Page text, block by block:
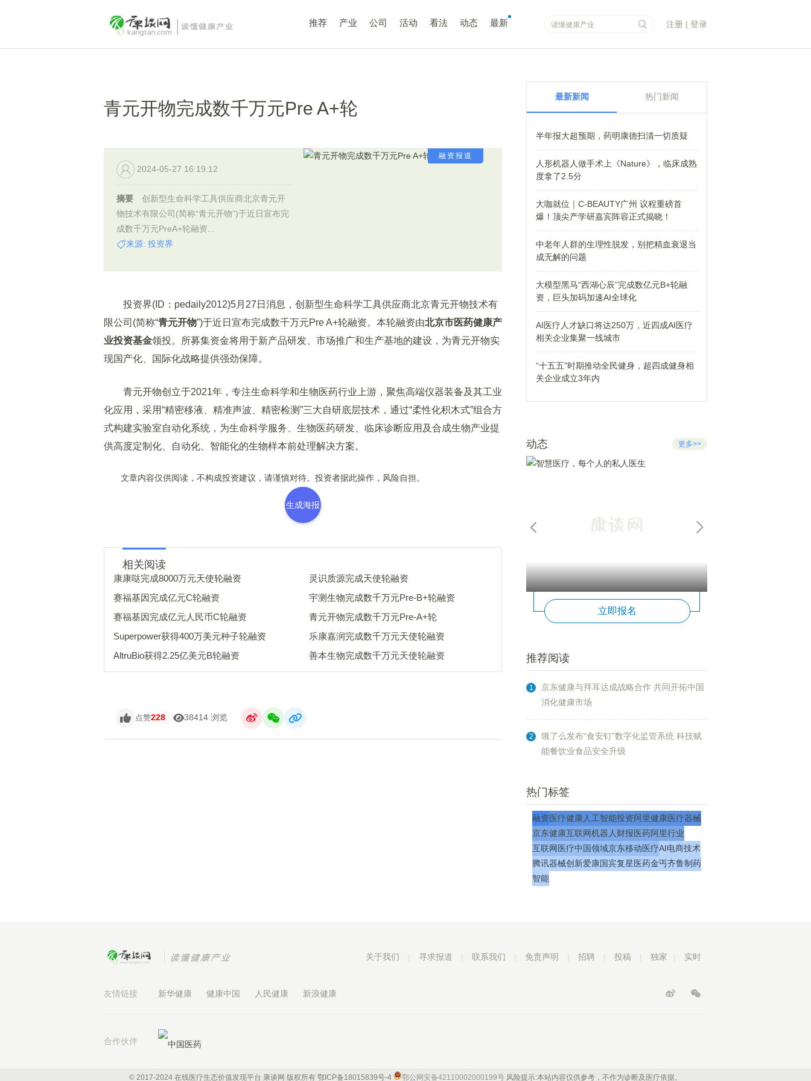
推荐 产业 公司 活动 看法 动态 最新 注册 | 登录
青元开物完成数千万元Pre A+轮
融资报道
2024-05-27 16:19:12
摘要
创新型生命科学工具供应商北京青元开
物技术有限公司(简称“青元开物”)于近日宣布完
成数千万元PreA+轮融资...
来源: 投资界
投资界(ID：pedaily2012)5月27日消息，创新型生命科学工具供应商北京青元开物技术有
限公司(简称“青元开物”)于近日宣布完成数千万元Pre A+轮融资。本轮融资由北京市医药健康产
业投资基金领投。所募集资金将用于新产品研发、市场推广和生产基地的建设，为青元开物实
现国产化、国际化战略提供强劲保障。
青元开物创立于2021年，专注生命科学和生物医药行业上游，聚焦高端仪器装备及其工业
化应用，采用“精密移液、精准声波、精密检测”三大自研底层技术，通过“柔性化积木式”组合方
式构建实验室自动化系统，为生命科学服务、生物医药研发、临床诊断应用及合成生物产业提
供高度定制化、自动化、智能化的生物样本前处理解决方案。
文章内容仅供阅读，不构成投资建议，请谨慎对待。投资者据此操作，风险自担。
生成海报
相关阅读
康康哒完成8000万元天使轮融资
灵识质源完成天使轮融资
赛福基因完成亿元C轮融资
宇测生物完成数千万元Pre-B+轮融资
赛福基因完成亿元人民币C轮融资
青元开物完成数千万元Pre-A+轮
Superpower获得400万美元种子轮融资
乐康嘉润完成数千万元天使轮融资
AltruBio获得2.25亿美元B轮融资
善本生物完成数千万元天使轮融资
点赞228 38414 浏览
最新新闻 热门新闻
半年报大超预期，药明康德扫清一切质疑
人形机器人做手术上《Nature》，临床成熟
度拿了2.5分
大咖就位｜C-BEAUTY广州 议程重磅首
爆！顶尖产学研嘉宾阵容正式揭晓！
中老年人群的生理性脱发，别把精血衰退当
成无解的问题
大模型黑马“西湖心辰”完成数亿元B+轮融
资，巨头加码加速AI全球化
AI医疗人才缺口将达250万，近四成AI医疗
相关企业集聚一线城市
“十五五”时期推动全民健身，超四成健身相
关企业成立3年内
动态 更多>>
立即报名
推荐阅读
1
京东健康与拜耳达成战略合作 共同开拓中国
消化健康市场
2
饿了么发布“食安钉”数字化监管系统 科技赋
能餐饮业食品安全升级
热门标签
融资医疗健康人工智能投资阿里健康医疗器械
京东健康互联网机器人 财报医药阿里行业
互联网医疗中国领域京东移动医疗AI电商技术
腾讯器械创新爱康国宾复星医药金丐齐鲁制药
智能
关于我们 寻求报道 联系我们 免责声明 招聘 投稿 独家 实时
友情链接 新华健康 健康中国 人民健康 新浪健康
合作伙伴
© 2017-2024 在线医疗生态价值发现平台 康谈网 版权所有 鄂ICP备18015839号-4 鄂公网安备42110002000199号 风险提示:本站内容仅供参考，不作为诊断及医疗依据。